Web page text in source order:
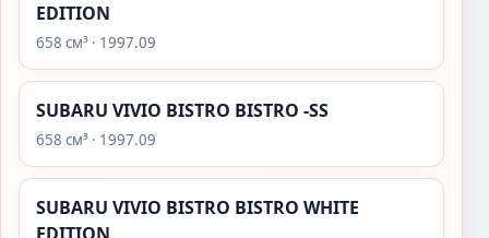
EDITION
658 см³ · 1997.09
SUBARU VIVIO BISTRO BISTRO -SS
658 см³ · 1997.09
SUBARU VIVIO BISTRO BISTRO WHITE